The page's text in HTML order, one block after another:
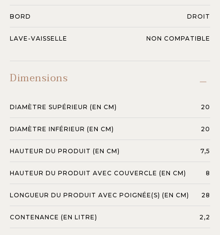
BORD DROIT
LAVE-VAISSELLE NON COMPATIBLE
Dimensions
DIAMÈTRE SUPÉRIEUR (EN CM) 20
DIAMÈTRE INFÉRIEUR (EN CM) 20
HAUTEUR DU PRODUIT (EN CM) 7,5
HAUTEUR DU PRODUIT AVEC COUVERCLE (EN CM) 8
LONGUEUR DU PRODUIT AVEC POIGNÉE(S) (EN CM) 28
CONTENANCE (EN LITRE) 2,2